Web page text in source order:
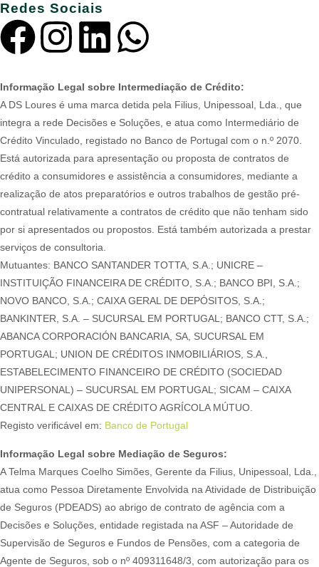
Redes Sociais
Informação Legal sobre Intermediação de Crédito:
A DS Loures é uma marca detida pela Filius, Unipessoal, Lda., que
integra a rede Decisões e Soluções, e atua como Intermediário de
Crédito Vinculado, registado no Banco de Portugal com o n.º 2070.
Está autorizada para apresentação ou proposta de contratos de
crédito a consumidores e assistência a consumidores, mediante a
realização de atos preparatórios e outros trabalhos de gestão pré-
contratual relativamente a contratos de crédito que não tenham sido
por si apresentados ou propostos. Está também autorizada a prestar
serviços de consultoria.
Mutuantes: BANCO SANTANDER TOTTA, S.A.; UNICRE –
INSTITUIÇÃO FINANCEIRA DE CRÉDITO, S.A.; BANCO BPI, S.A.;
NOVO BANCO, S.A.; CAIXA GERAL DE DEPÓSITOS, S.A.;
BANKINTER, S.A. – SUCURSAL EM PORTUGAL; BANCO CTT, S.A.;
ABANCA CORPORACIÓN BANCARIA, SA, SUCURSAL EM
PORTUGAL; UNION DE CRÉDITOS INMOBILIÁRIOS, S.A.,
ESTABELECIMENTO FINANCEIRO DE CRÉDITO (SOCIEDAD
UNIPERSONAL) – SUCURSAL EM PORTUGAL; SICAM – CAIXA
CENTRAL E CAIXAS DE CRÉDITO AGRÍCOLA MÚTUO.
Registo verificável em: Banco de Portugal
Informação Legal sobre Mediação de Seguros:
A Telma Marques Coelho Simões, Gerente da Filius, Unipessoal, Lda.,
atua como Pessoa Diretamente Envolvida na Atividade de Distribuição
de Seguros (PDEADS) ao abrigo de contrato de agência com a
Decisões e Soluções, entidade registada na ASF – Autoridade de
Supervisão de Seguros e Fundos de Pensões, com a categoria de
Agente de Seguros, sob o nº 409311648/3, com autorização para os